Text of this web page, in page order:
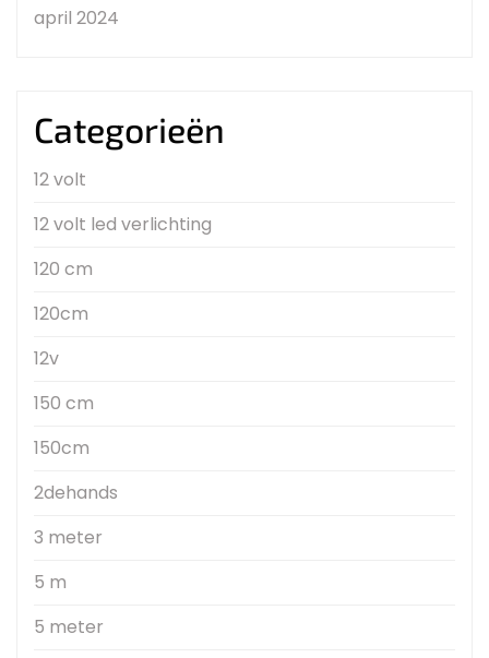
april 2024
Categorieën
12 volt
12 volt led verlichting
120 cm
120cm
12v
150 cm
150cm
2dehands
3 meter
5 m
5 meter